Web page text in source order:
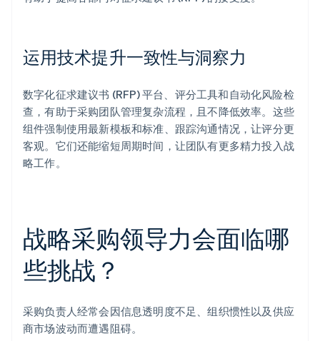
运用技术提升一致性与洞察力
数字化征求建议书 (RFP) 平台、评分工具和自动化风险检
查，有助于采购团队管理复杂流程，且不降低效率。这些
组件强制使用最新模板和标准、跟踪沟通情况，让评分更
客观。它们还能缩短周期时间，让团队有更多精力投入战
略工作。
战略采购领导力会面临哪
些挑战？
采购负责人经常会因信息透明度不足、组织惯性以及供应
商市场波动而遭遇阻碍。